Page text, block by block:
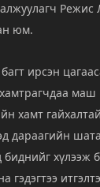
юм.
ирсэн
маш
хамт
дараагийн
хүлээж
гэдэгтээ